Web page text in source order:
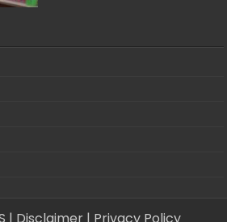
| Disclaimer | Privacy Policy